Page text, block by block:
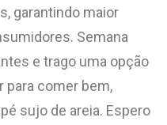
garantindo maior
Semana
e trago uma opção
para comer bem,
sujo de areia. Espero